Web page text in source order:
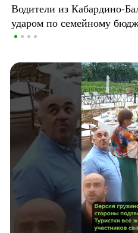
Водители из Кабардино-
ударом по семейному